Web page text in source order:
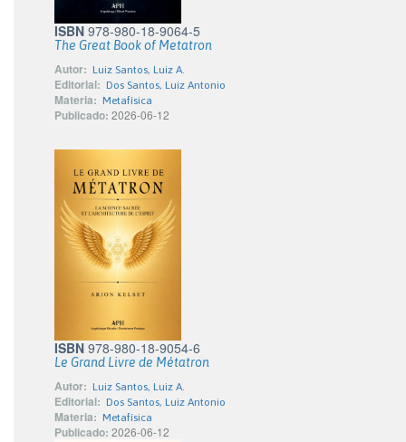
ISBN 978-980-18-9064-5
The Great Book of Metatron
Autor: Luiz Santos, Luiz A.
Editorial: Dos Santos, Luiz Antonio
Materia: Metafísica
Publicado: 2026-06-12
ISBN 978-980-18-9054-6
Le Grand Livre de Métatron
Autor: Luiz Santos, Luiz A.
Editorial: Dos Santos, Luiz Antonio
Materia: Metafísica
Publicado: 2026-06-12